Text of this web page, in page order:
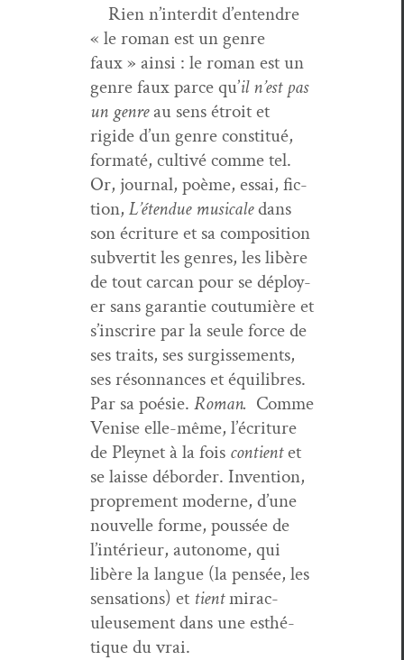
Rien n’interdit d’entendre
« le roman est un genre
faux » ain­si : le roman est un
genre faux parce qu’il n’est pas
un genreau sens étroit et
rigide d’un genre con­sti­tué,
for­maté, cul­tivé comme tel.
Or, jour­nal, poème, essai, fic­
tion, L’étendue musi­caledans
son écri­t­ure et sa com­po­si­tion
sub­ver­tit les gen­res, les libère
de tout car­can pour se déploy­
er sans garantie cou­tu­mière et
s’inscrire par la seule force de
ses traits, ses sur­gisse­ments,
ses réson­nances et équili­bres.
Par sa poésie. Roman. Comme
Venise elle-même, l’écriture
de Pleynet à la fois con­tientet
se laisse débor­der. Inven­tion,
pro­pre­ment mod­erne, d’une
nou­velle forme, poussée de
l’intérieur, autonome, qui
libère la langue (la pen­sée, les
sen­sa­tions) et tientmirac­
uleuse­ment dans une esthé­
tique du vrai.